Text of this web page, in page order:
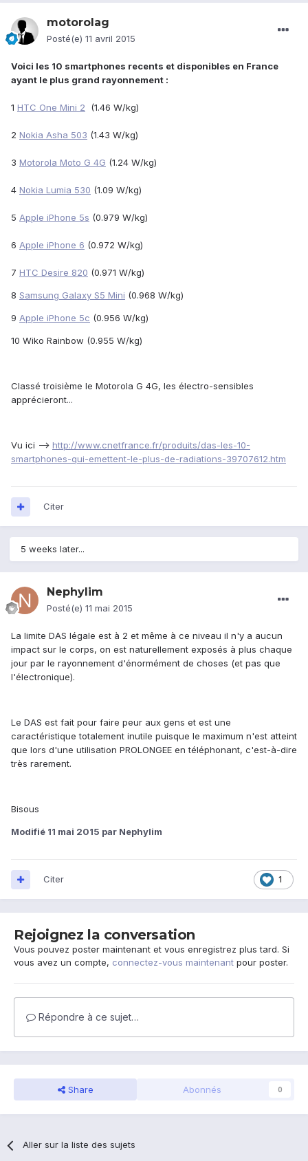
motorolag
Posté(e) 11 avril 2015
Voici les 10 smartphones recents et disponibles en France
ayant le plus grand rayonnement :
1 HTC One Mini 2 (1.46 W/kg)
2 Nokia Asha 503 (1.43 W/kg)
3 Motorola Moto G 4G (1.24 W/kg)
4 Nokia Lumia 530 (1.09 W/kg)
5 Apple iPhone 5s (0.979 W/kg)
6 Apple iPhone 6 (0.972 W/kg)
7 HTC Desire 820 (0.971 W/kg)
8 Samsung Galaxy S5 Mini (0.968 W/kg)
9 Apple iPhone 5c (0.956 W/kg)
10 Wiko Rainbow (0.955 W/kg)
Classé troisième le Motorola G 4G, les électro-sensibles
apprécieront...
Vu ici --> http://www.cnetfrance.fr/produits/das-les-10-
smartphones-qui-emettent-le-plus-de-radiations-39707612.htm
Citer
5 weeks later...
Nephylim
Posté(e) 11 mai 2015
La limite DAS légale est à 2 et même à ce niveau il n'y a aucun
impact sur le corps, on est naturellement exposés à plus chaque
jour par le rayonnement d'énormément de choses (et pas que
l'électronique).
Le DAS est fait pour faire peur aux gens et est une
caractéristique totalement inutile puisque le maximum n'est atteint
que lors d'une utilisation PROLONGEE en téléphonant, c'est-à-dire
très rarement.
Bisous
Modifié 11 mai 2015 par Nephylim
1
Citer
Rejoignez la conversation
Vous pouvez poster maintenant et vous enregistrez plus tard. Si
vous avez un compte, connectez-vous maintenant pour poster.
Répondre à ce sujet…
Share Abonnés 0
Aller sur la liste des sujets